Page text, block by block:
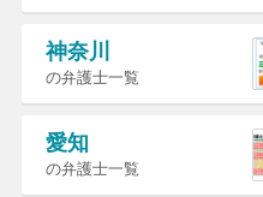
神奈川
の弁護士一覧
愛知
の弁護士一覧